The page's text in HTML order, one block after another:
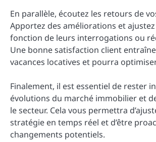
En parallèle, écoutez les retours de
Apportez des améliorations et
fonction de leurs interrogations ou
Une bonne satisfaction client
vacances locatives et pourra
Finalement, il est essentiel de rester
évolutions du marché immobilier et
le secteur. Cela vous permettra
stratégie en temps réel et d’être
changements potentiels.